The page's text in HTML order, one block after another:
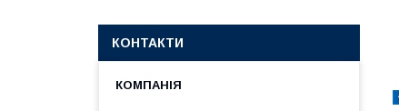
КОНТАКТИ